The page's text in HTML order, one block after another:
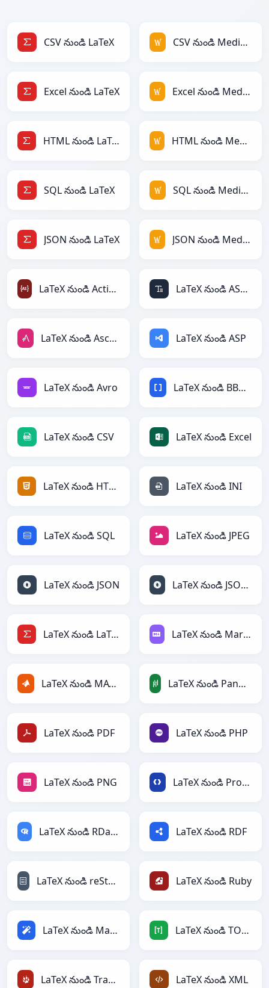
CSV నుండి LaTeX CSV నుండి MediaWiki
Excel నుండి LaTeX Excel నుండి MediaWiki
HTML నుండి LaTeX HTML నుండి MediaWiki
SQL నుండి LaTeX SQL నుండి MediaWiki
JSON నుండి LaTeX JSON నుండి MediaWiki
LaTeX నుండి ActionScript LaTeX నుండి ASCII
LaTeX నుండి AsciiDoc LaTeX నుండి ASP
LaTeX నుండి Avro LaTeX నుండి BBCode
LaTeX నుండి CSV LaTeX నుండి Excel
LaTeX నుండి HTML LaTeX నుండి INI
LaTeX నుండి SQL LaTeX నుండి JPEG
LaTeX నుండి JSON LaTeX నుండి JSONLines
LaTeX నుండి LaTeX LaTeX నుండి Markdown
LaTeX నుండి MATLAB LaTeX నుండి PandasDataFrame
LaTeX నుండి PDF LaTeX నుండి PHP
LaTeX నుండి PNG LaTeX నుండి Protobuf
LaTeX నుండి RDataFrame LaTeX నుండి RDF
LaTeX నుండి reStructuredText LaTeX నుండి Ruby
LaTeX నుండి Magic LaTeX నుండి TOML
LaTeX నుండి TracWiki LaTeX నుండి XML